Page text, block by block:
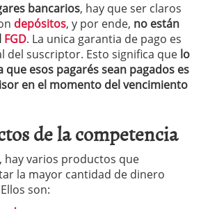
bancarios, hay que ser claros
depósitos, y por ende, no están
FGD. La unica garantia de pago es
del suscriptor. Esto significa que lo
que esos pagarés sean pagados es
en el momento del vencimiento
de la competencia
hay varios productos que
la mayor cantidad de dinero
son: